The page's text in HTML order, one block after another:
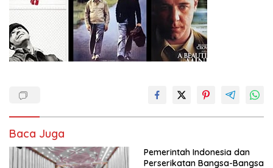
Baca Juga
Pemerintah Indonesia dan
Perserikatan Bangsa-Bangsa